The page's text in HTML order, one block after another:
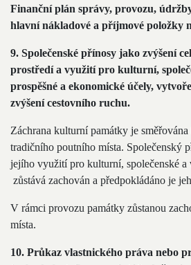
Finanční plán správy, provozu,
hlavní nákladové a příjmové položky
9. Společenské přínosy jako zvýšení
prostředí a využití pro kulturní,
prospěšné a ekonomické účely,
zvýšení cestovního ruchu.
Záchrana kulturní památky je
tradičního poutního místa. Společenský
jejího využití pro kulturní, společenské a
zůstává zachován a předpokládáno je
V rámci provozu památky zůstanou
místa.
10. Průkaz vlastnického práva nebo